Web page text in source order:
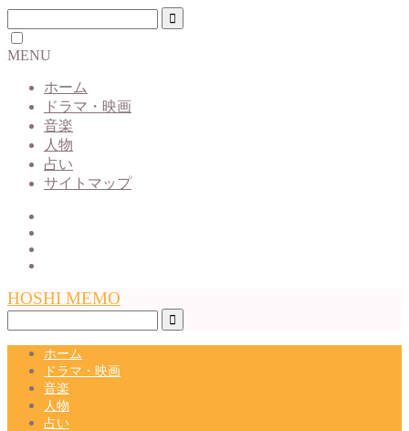
MENU
ホーム
ドラマ・映画
音楽
人物
占い
サイトマップ
HOSHI MEMO
ホーム
ドラマ・映画
音楽
人物
占い